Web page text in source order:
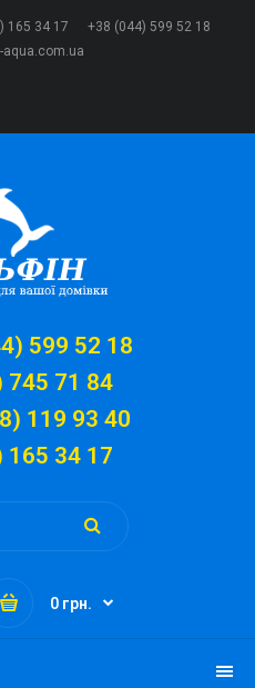
165 34 17
+38 (044) 599 52 18
aqua.com.ua
599 52 18
745 71 84
119 93 40
165 34 17
0 грн.